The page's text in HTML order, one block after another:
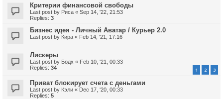
Критерии финансовой свободы
Last post by Риса « Sep 14, '22, 21:53
Replies: 3
Бизнес идея - Личный Аватар / Курьер 2.0
Last post by Кира « Feb 14, '21, 17:16
Лискеры
Last post by Бодх « Feb 10, '21, 00:33
Replies: 34 1 2 3
Приват блокирует счета с деньгами
Last post by Кэли « Dec 17, '20, 00:33
Replies: 5